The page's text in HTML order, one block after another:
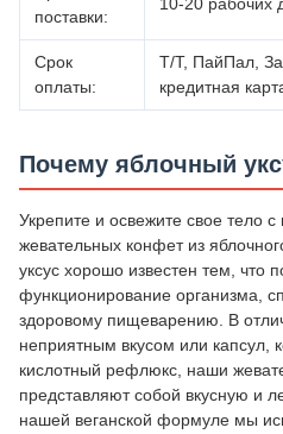
поставки:
Срок
оплаты:
Т/Т, ПайПал,
кредитная
Почему яблочный
Укрепите и освежите свое тело
жевательных конфет из
уксус хорошо известен тем, что
функционирование организма,
здоровому пищеварению. В
неприятным вкусом или капсул,
кислотный рефлюкс, наши
представляют собой вкусную и
нашей веганской формуле мы